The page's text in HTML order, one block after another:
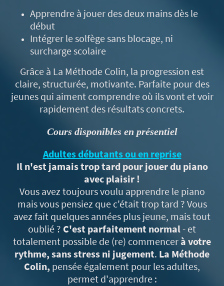
Apprendre à jouer des deux mains dès le
début
Intégrer le solfège sans blocage, ni
surcharge scolaire
Grâce à La Méthode Colin, la progression est
claire, structurée, motivante. Parfaite pour des
jeunes qui aiment comprendre où ils vont et voir
rapidement des résultats concrets.
Cours disponibles en présentiel
Adultes débutants ou en reprise
Il n'est jamais trop tard pour jouer du piano
avec plaisir !
Vous avez toujours voulu apprendre le piano
mais vous pensiez que c'était trop tard ? Vous
avez fait quelques années plus jeune, mais tout
oublié ? C'est parfaitement normal- et
totalement possible de (re) commencer à votre
rythme, sans stress ni jugement. La Méthode
Colin, pensée également pour les adultes,
permet d'apprendre :